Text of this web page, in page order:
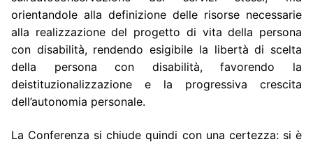
orientandole alla definizione delle risorse necessarie
alla realizzazione del progetto di vita della persona
con disabilità, rendendo esigibile la libertà di scelta
della persona con disabilità, favorendo la
deistituzionalizzazione e la progressiva crescita
dell’autonomia personale.
La Conferenza si chiude quindi con una certezza: si è